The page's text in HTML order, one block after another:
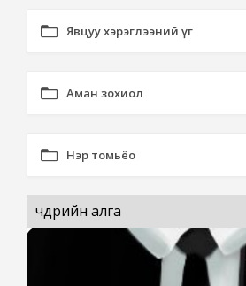
Явцуу хэрэглээний үг
Аман зохиол
Нэр томьёо
чөдрийн алга